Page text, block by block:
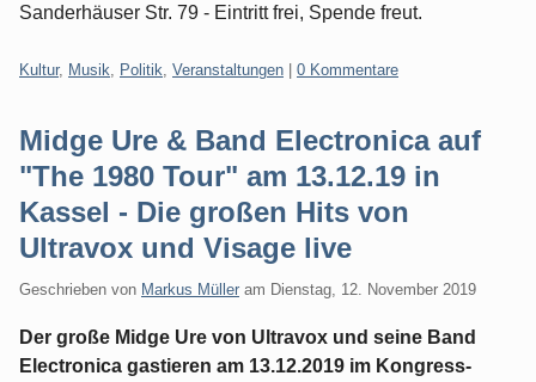
Sanderhäuser Str. 79 - Eintritt frei, Spende freut.
Kategorien:
Kultur, Musik Politik Veranstaltungen | 0 Kommentare
Midge Ure & Band Electronica auf
"The 1980 Tour" am 13.12.19 in
Kassel - Die großen Hits von
Ultravox und Visage live
Geschrieben von Markus Müller am Dienstag, 12. November 2019
Der große Midge Ure von Ultravox und seine Band
Electronica gastieren am 13.12.2019 im Kongress-